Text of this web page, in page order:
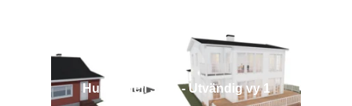
Husmodell 3104 - Utvändig vy 1